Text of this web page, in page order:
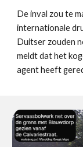
De inval zou te
internationale
Duitser zouden
meldt dat het
agent heeft